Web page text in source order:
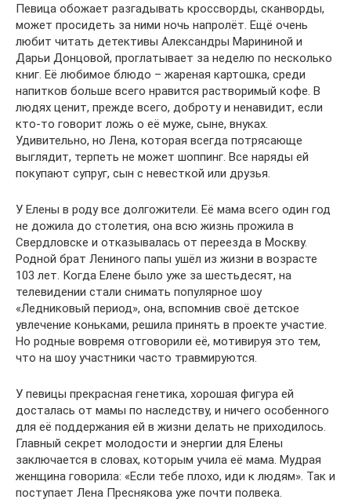
Певица обожает разгадывать кроссворды, сканворды,
может просидеть за ними ночь напролёт. Ещё очень
любит читать детективы Александры Марининой и
Дарьи Донцовой, проглатывает за неделю по несколько
книг. Её любимое блюдо – жареная картошка, среди
напитков больше всего нравится растворимый кофе. В
людях ценит, прежде всего, доброту и ненавидит, если
кто-то говорит ложь о её муже, сыне, внуках.
Удивительно, но Лена, которая всегда потрясающе
выглядит, терпеть не может шоппинг. Все наряды ей
покупают супруг, сын с невесткой или друзья.
У Елены в роду все долгожители. Её мама всего один год
не дожила до столетия, она всю жизнь прожила в
Свердловске и отказывалась от переезда в Москву.
Родной брат Лениного папы ушёл из жизни в возрасте
103 лет. Когда Елене было уже за шестьдесят, на
телевидении стали снимать популярное шоу
«Ледниковый период», она, вспомнив своё детское
увлечение коньками, решила принять в проекте участие.
Но родные вовремя отговорили её, мотивируя это тем,
что на шоу участники часто травмируются.
У певицы прекрасная генетика, хорошая фигура ей
досталась от мамы по наследству, и ничего особенного
для её поддержания ей в жизни делать не приходилось.
Главный секрет молодости и энергии для Елены
заключается в словах, которым учила её мама. Мудрая
женщина говорила: «Если тебе плохо, иди к людям». Так и
поступает Лена Преснякова уже почти полвека.